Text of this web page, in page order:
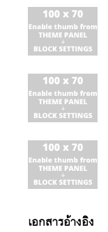
เอกสารอ้างอิง